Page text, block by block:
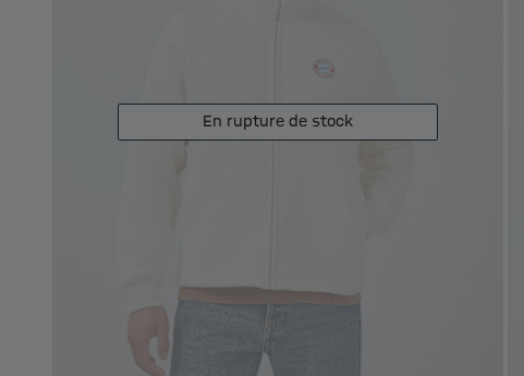
En rupture de stock